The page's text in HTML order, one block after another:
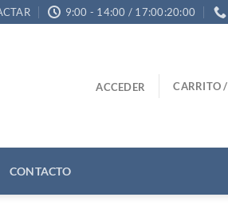
9:00 - 14:00 / 17:00:20:00
ACCEDER CARRITO /
CONTACTO